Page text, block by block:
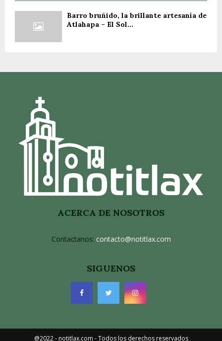
Barro bruñido, la brillante artesanía de
Atlahapa – El Sol...
ACERCA DE NOSOTROS
Contactanos: contacto@notitlax.com
SIGUENOS
@2022 - notitlax.com - Todos los derechos reservados